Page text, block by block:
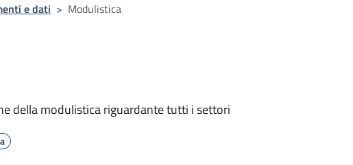
e dati > Modulistica
della modulistica riguardante tutti i settori